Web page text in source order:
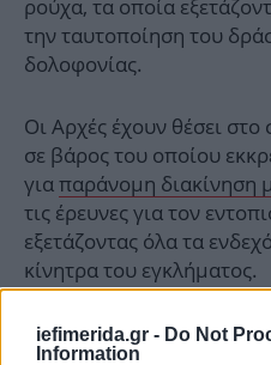
iefimerida.gr - Do Not
Information
ρούχα, τα οποία
την ταυτοποίηση του
δολοφονίας.
Οι Αρχές έχουν θέσει
σε βάρος του οποίου
γιαπαράνομη διακίνηση
τις έρευνες για τον
εξετάζοντας όλα τα
κίνητρα του εγκλήματος.
ΟΛΕΣ ΟΙ ΕΙΔΗΣΕΙΣ